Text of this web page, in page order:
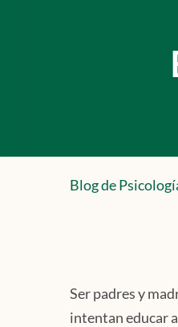
Blog de
Ser padres y
intentan educar